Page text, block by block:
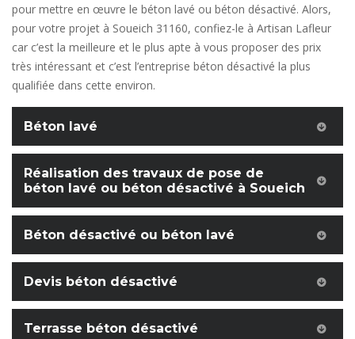
pour mettre en œuvre le béton lavé ou béton désactivé. Alors,
pour votre projet à Soueich 31160, confiez-le à Artisan Lafleur
car c’est la meilleure et le plus apte à vous proposer des prix
très intéressant et c’est l’entreprise béton désactivé la plus
qualifiée dans cette environ.
Béton lavé
Réalisation des travaux de pose de
béton lavé ou béton désactivé à Soueich
Béton désactivé ou béton lavé
Devis béton désactivé
Terrasse béton désactivé